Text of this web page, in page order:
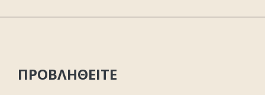
ΠΡΟΒΛΗΘΕΙΤΕ